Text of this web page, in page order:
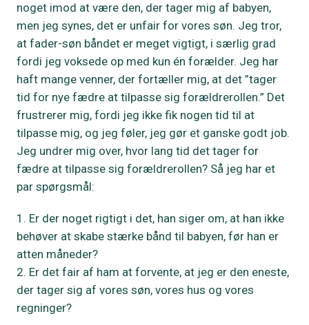
noget imod at være den, der tager mig af babyen,
men jeg synes, det er unfair for vores søn. Jeg tror,
at fader-søn båndet er meget vigtigt, i særlig grad
fordi jeg voksede op med kun én forælder. Jeg har
haft mange venner, der fortæller mig, at det ”tager
tid for nye fædre at tilpasse sig forældrerollen.” Det
frustrerer mig, fordi jeg ikke fik nogen tid til at
tilpasse mig, og jeg føler, jeg gør et ganske godt job.
Jeg undrer mig over, hvor lang tid det tager for
fædre at tilpasse sig forældrerollen? Så jeg har et
par spørgsmål:
Er der noget rigtigt i det, han siger om, at han ikke
behøver at skabe stærke bånd til babyen, før han er
atten måneder?
Er det fair af ham at forvente, at jeg er den eneste,
der tager sig af vores søn, vores hus og vores
regninger?